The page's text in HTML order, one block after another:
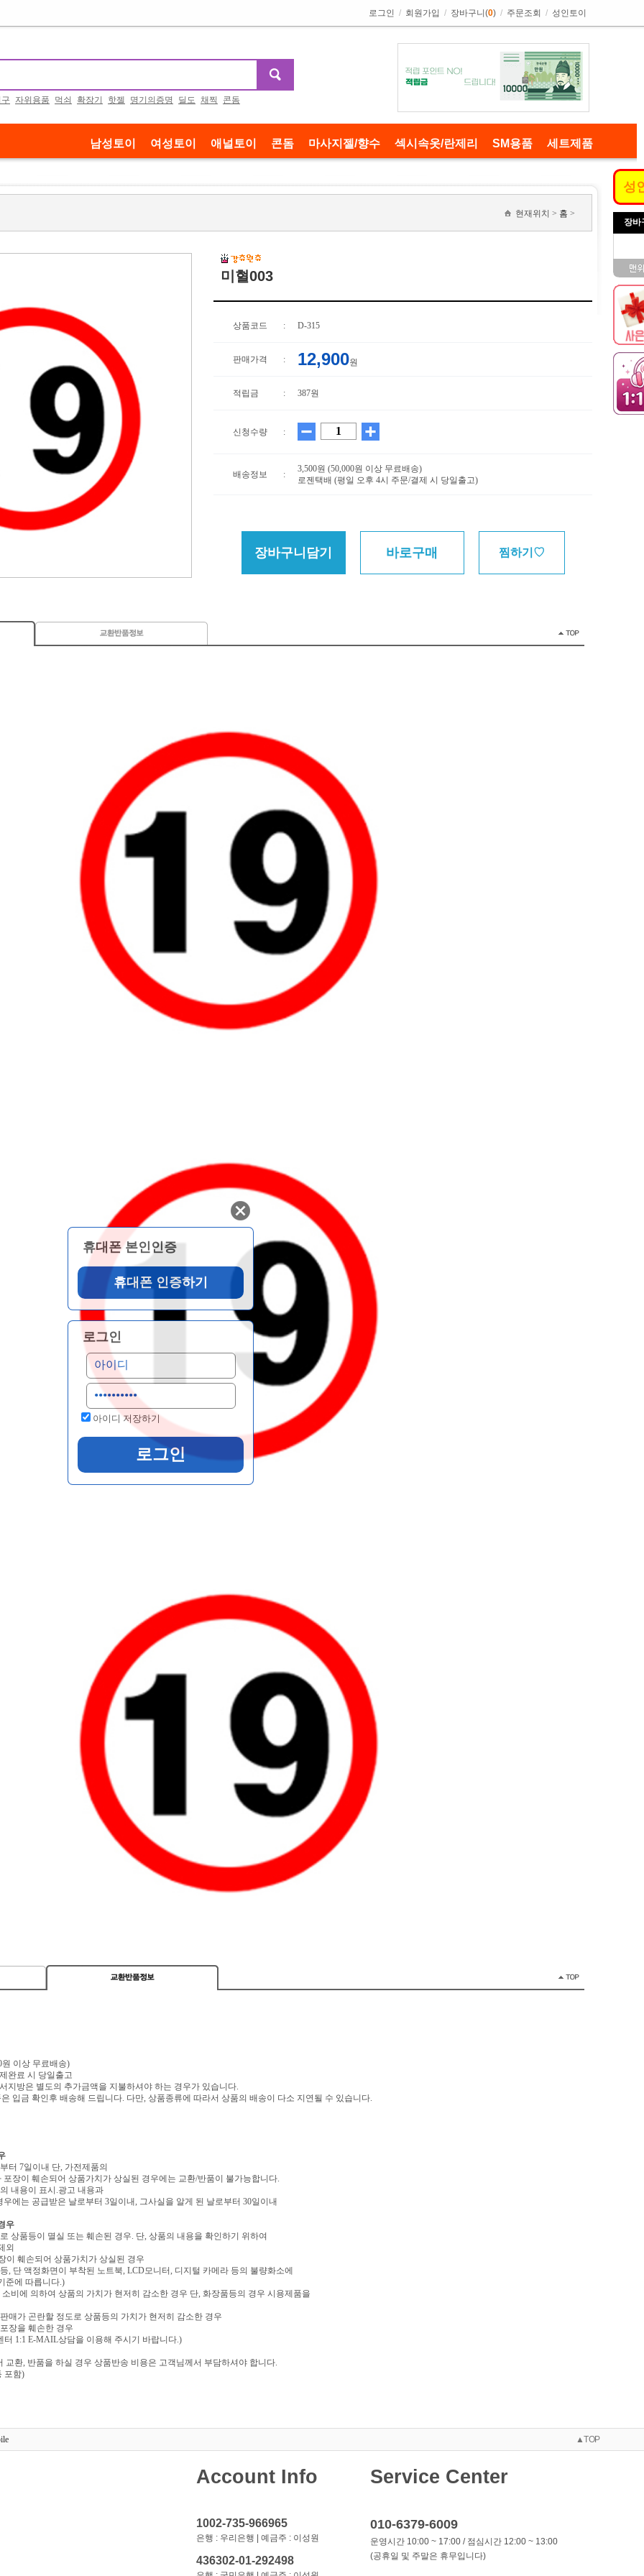
휴대폰 본인인증
로그인
아이디 저장하기
로그인 / 회원가입 / 장바구니(0) / 주문조회 / 성인토이
자위용품 먹쇠 확장기 핫젤 명기의증명 딜도 채찍 콘돔
남성토이 여성토이 애널토이 콘돔 마사지젤/향수 섹시속옷/란제리 SM용품 세트제품
현재위치 > 홈 >
미혈003
상품코드 : D-315
판매가격 : 12,900원
적립금 : 387원
신청수량 :
배송정보 :
3,500원 (50,000원 이상 무료배송)
로젠택배 (평일 오후 4시 주문/결제 시 당일출고)
원 이상 무료배송)
완료 시 당일출고
지방은 별도의 추가금액을 지불하셔야 하는 경우가 있습니다.
입금 확인후 배송해 드립니다. 다만, 상품종류에 따라서 상품의 배송이 다소 지연될 수 있습니다.
터 7일이내 단, 가전제품의
장이 훼손되어 상품가치가 상실된 경우에는 교환/반품이 불가능합니다.
내용이 표시.광고 내용과
에는 공급받은 날로부터 3일이내, 그사실을 알게 된 날로부터 30일이내
우
상품등이 멸실 또는 훼손된 경우. 단, 상품의 내용을 확인하기 위하여
외
이 훼손되어 상품가치가 상실된 경우
, 단 액정화면이 부착된 노트북, LCD모니터, 디지털 카메라 등의 불량화소에
준에 따릅니다.)
비에 의하여 상품의 가치가 현저히 감소한 경우 단, 화장품등의 경우 시용제품을
매가 곤란할 정도로 상품등의 가치가 현저히 감소한 경우
장을 훼손한 경우
터 1:1 E-MAIL상담을 이용해 주시기 바랍니다.)
환, 반품을 하실 경우 상품반송 비용은 고객님께서 부담하셔야 합니다.
포함)
▲TOP
Account Info
1002-735-966965
은행 : 우리은행 | 예금주 : 이성원
436302-01-292498
Service Center
010-6379-6009
운영시간 10:00 ~ 17:00 / 점심시간 12:00 ~ 13:00
(공휴일 및 주말은 휴무입니다)
성
장바